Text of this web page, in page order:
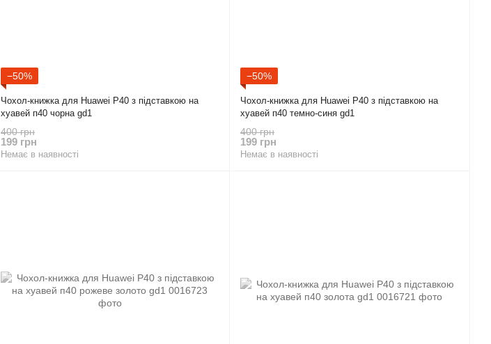
−50%
Чохол-книжка для Huawei P40 з підставкою на
хуавей п40 чорна gd1
400 грн
199 грн
Немає в наявності
−50%
Чохол-книжка для Huawei P40 з підставкою на
хуавей п40 темно-синя gd1
400 грн
199 грн
Немає в наявності